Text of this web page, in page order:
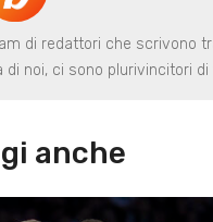
di redattori che scrivono
di noi, ci sono plurivincitori
anche